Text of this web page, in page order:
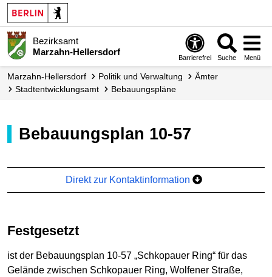
Bezirksamt
Marzahn-Hellersdorf
Barrierefrei Suche Menü
Marzahn-Hellersdorf Politik und Verwaltung
Ämter
Stadt­entwicklungs­amt
Bebauungs­pläne
Bebauungsplan 10-57
Direkt zur Kontaktinformation
Festgesetzt
ist der Bebauungsplan 10-57 „Schkopauer Ring“ für das
Gelände zwischen Schkopauer Ring, Wolfener Straße,